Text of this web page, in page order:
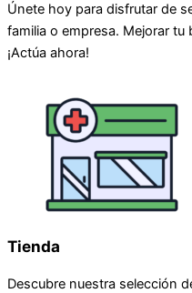
Únete hoy para disfrutar de
familia o empresa. Mejorar
¡Actúa ahora!
Tienda
Descubre nuestra selección